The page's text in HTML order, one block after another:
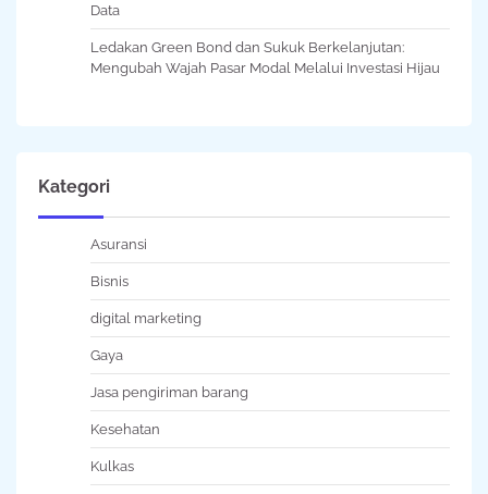
Data
Ledakan Green Bond dan Sukuk Berkelanjutan:
Mengubah Wajah Pasar Modal Melalui Investasi Hijau
Kategori
Asuransi
Bisnis
digital marketing
Gaya
Jasa pengiriman barang
Kesehatan
Kulkas